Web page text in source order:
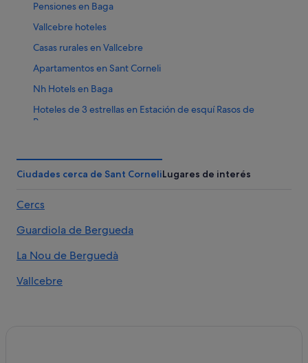
Pensiones en Baga
Vallcebre hoteles
Casas rurales en Vallcebre
Apartamentos en Sant Corneli
Nh Hotels en Baga
Hoteles de 3 estrellas en Estación de esquí Rasos de
Peguera
Chalets en Estación de esquí Rasos de Peguera
La Nou de Berguedà hoteles
Hoteles de 3 estrellas en Guardiola de Bergueda
Independent hoteles en La Nou de Berguedà
Ciudades cerca de Sant CorneliLugares de interés
Cercs
Guardiola de Bergueda
La Nou de Berguedà
Vallcebre